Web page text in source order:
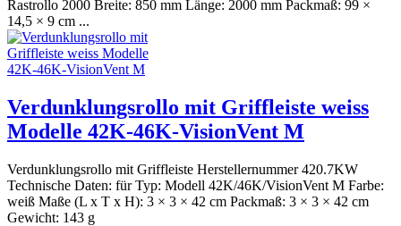
Rastrollo 2000 Breite: 850 mm Länge: 2000 mm Packmaß: 99 ×
14,5 × 9 cm ...
Verdunklungsrollo mit Griffleiste weiss
Modelle 42K-46K-VisionVent M
Verdunklungsrollo mit Griffleiste Herstellernummer 420.7KW
Technische Daten: für Typ: Modell 42K/46K/VisionVent M Farbe:
weiß Maße (L x T x H): 3 × 3 × 42 cm Packmaß: 3 × 3 × 42 cm
Gewicht: 143 g